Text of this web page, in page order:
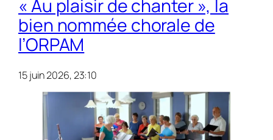
« Au plaisir de chanter », la
bien nommée chorale de
l’ORPAM
15 juin 2026, 23:10